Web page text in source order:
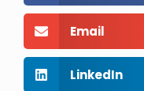
Email
LinkedIn